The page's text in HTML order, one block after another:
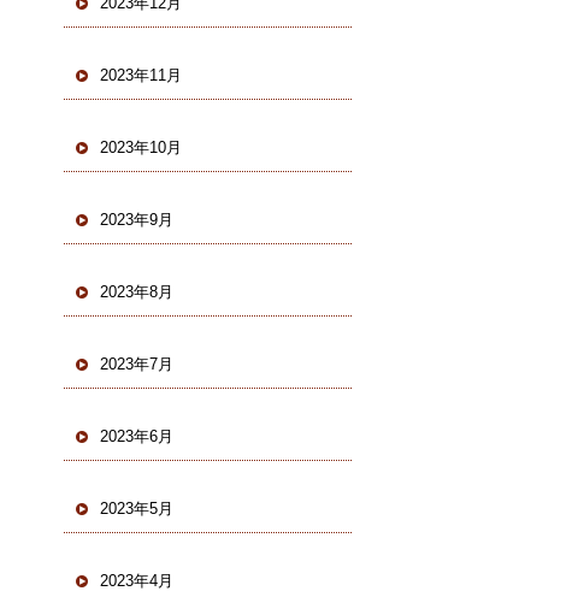
2023年11月
2023年10月
2023年9月
2023年8月
2023年7月
2023年6月
2023年5月
2023年4月